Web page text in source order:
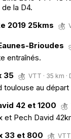
la D4.
2019 25kms
Brioudes
entraînés.
35
VTT · 35 km ·
toulouse au départ
42 et 1200
et Pech David
33 et 800
VTT